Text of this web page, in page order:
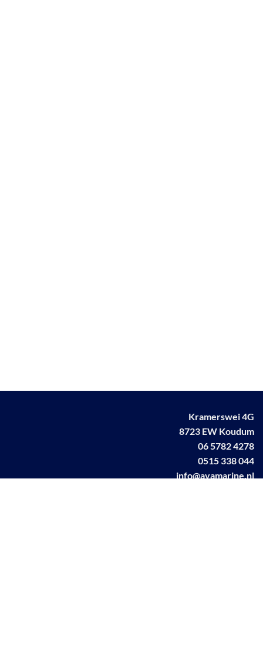
Kramerswei 4G
8723 EW Koudum
06 5782 4278
0515 338 044
info@avamarine.nl